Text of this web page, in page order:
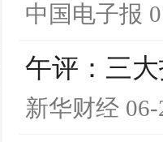
中国电子报
午评：三
新华财经